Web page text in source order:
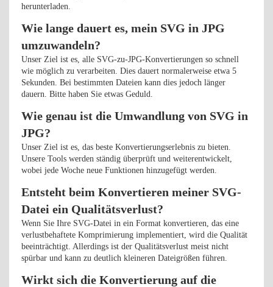
herunterladen.
Wie lange dauert es, mein SVG in JPG
umzuwandeln?
Unser Ziel ist es, alle SVG-zu-JPG-Konvertierungen so schnell
wie möglich zu verarbeiten. Dies dauert normalerweise etwa 5
Sekunden. Bei bestimmten Dateien kann dies jedoch länger
dauern. Bitte haben Sie etwas Geduld.
Wie genau ist die Umwandlung von SVG in
JPG?
Unser Ziel ist es, das beste Konvertierungserlebnis zu bieten.
Unsere Tools werden ständig überprüft und weiterentwickelt,
wobei jede Woche neue Funktionen hinzugefügt werden.
Entsteht beim Konvertieren meiner SVG-
Datei ein Qualitätsverlust?
Wenn Sie Ihre SVG-Datei in ein Format konvertieren, das eine
verlustbehaftete Komprimierung implementiert, wird die Qualität
beeinträchtigt. Allerdings ist der Qualitätsverlust meist nicht
spürbar und kann zu deutlich kleineren Dateigrößen führen.
Wirkt sich die Konvertierung auf die